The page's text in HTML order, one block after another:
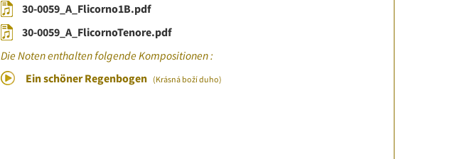
30-0059_A_Flicorno1B.pdf
30-0059_A_FlicornoTenore.pdf
Die Noten enthalten folgende Kompositionen :
Ein schöner Regenbogen (Krásná boží duho)